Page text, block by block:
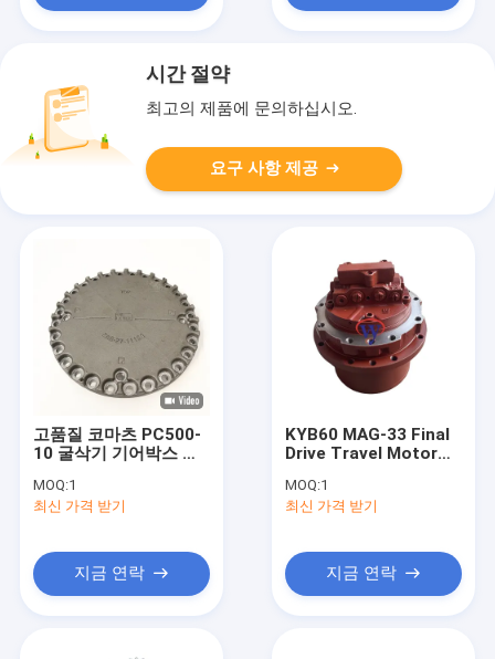
시간 절약
최고의 제품에 문의하십시오.
요구 사항 제공
고품질 코마츠 PC500-
10 굴삭기 기어박스 커
MOQ:1
최신 가격 받기
지금 연락
KYB60 MAG-33 Final
Drive Travel Motor
CAT303.5 EX35 SK40
TB035 35J with 3
MOQ:1
최신 가격 받기
지금 연락